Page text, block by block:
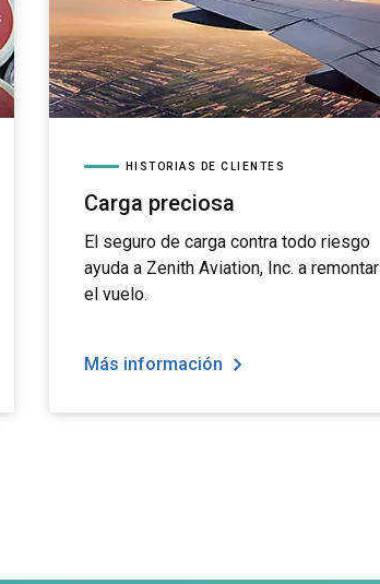
HISTORIAS DE CLIENTES
Carga preciosa
El seguro de carga contra todo riesgo
ayuda a Zenith Aviation, Inc. a remontar
el vuelo.
Más información